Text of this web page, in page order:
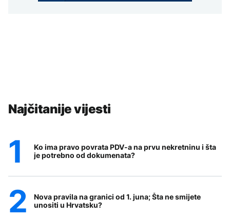
Najčitanije vijesti
Ko ima pravo povrata PDV-a na prvu nekretninu i šta
je potrebno od dokumenata?
Nova pravila na granici od 1. juna; Šta ne smijete
unositi u Hrvatsku?